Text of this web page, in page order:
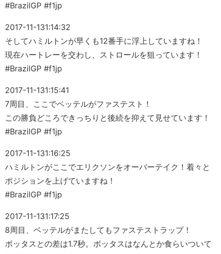
#BrazilGP #f1jp
2017-11-131:14:32
そしてハミルトンが早くも12番手に浮上していますね！
現在ハートレーを交わし、ストロールを狙っています！
#BrazilGP #f1jp
2017-11-131:15:41
7周目、ここでベッテルがファステスト！
この勝負どころできっちりと後続を抑えて見せています！
#BrazilGP #f1jp
2017-11-131:16:25
ハミルトンがここでエリクソンをオーバーテイク！着々と
ポジションを上げていますね！
#BrazilGP #f1jp
2017-11-131:17:25
8周目、ベッテルがまたしてもファステストラップ！
ボッタスとの差は1.7秒。ボッタスはなんとか食らいついて